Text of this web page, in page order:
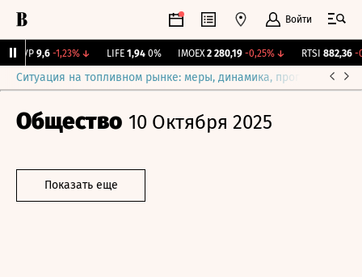
Войти
9,6 -1,23%↓ LIFE 1,94 0% IMOEX 2 280,19 -0,25%↓ RTSI 882,36 -
Ситуация на топливном рынке: меры, динамика, прогнозы
Общество 10 Октября 2025
Показать еще